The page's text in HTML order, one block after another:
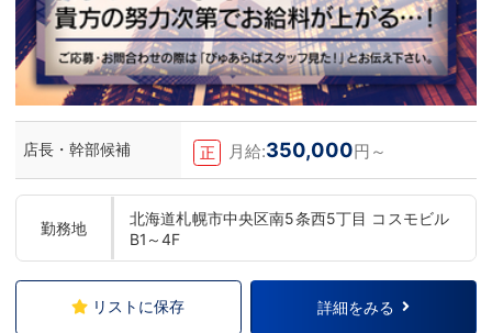
店長・幹部候補 正 月給:350,000円～
勤務地
北海道札幌市中央区南5条西5丁目 コスモビル
B1～4F
リストに保存 詳細をみる